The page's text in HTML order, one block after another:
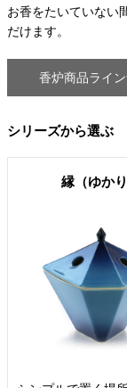
お香をたいていない
だけます。
香炉商品ライ
シリーズから選ぶ
縁（ゆかり